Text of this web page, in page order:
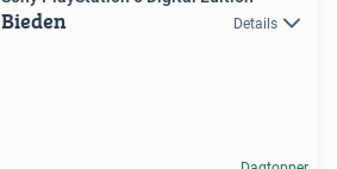
Bieden Details